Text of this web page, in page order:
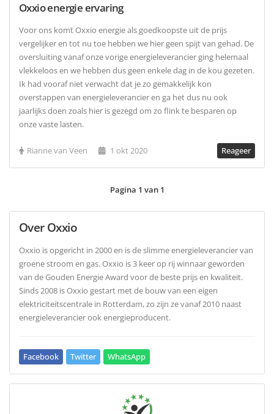
Oxxio energie ervaring
Voor ons komt Oxxio energie als goedkoopste uit de prijs
vergelijker en tot nu toe hebben we hier geen spijt van gehad. De
oversluiting vanaf onze vorige energieleverancier ging helemaal
vlekkeloos en we hebben dus geen enkele dag in de kou gezeten.
Ik had vooraf niet verwacht dat je zo gemakkelijk kon
overstappen van energieleverancier en ga het dus nu ook
jaarlijks doen zoals hier is gezegd om zo flink te besparen op
onze vaste lasten.
Rianne van Veen 1 okt 2020 Reageer
Pagina 1 van 1
Over Oxxio
Oxxio is opgericht in 2000 en is de slimme energieleverancier van
groene stroom en gas. Oxxio is 3 keer op rij winnaar geworden
van de Gouden Energie Award voor de beste prijs en kwaliteit.
Sinds 2008 is Oxxio gestart met de bouw van een eigen
elektriciteitscentrale in Rotterdam, zo zijn ze vanaf 2010 naast
energieleverancier ook energieproducent.
Facebook Twitter WhatsApp